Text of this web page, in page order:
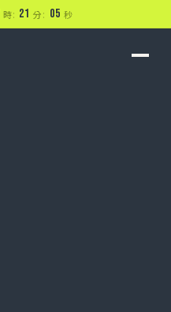
時: 21 分: 04 秒